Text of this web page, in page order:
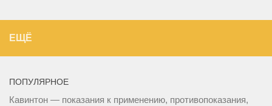
ЕЩЁ
ПОПУЛЯРНОЕ
Кавинтон — показания к применению, противопоказания,